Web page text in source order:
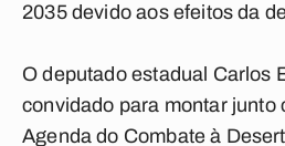
2035 devido aos efeitos da
O deputado estadual Carlos
convidado para montar junto
Agenda do Combate à